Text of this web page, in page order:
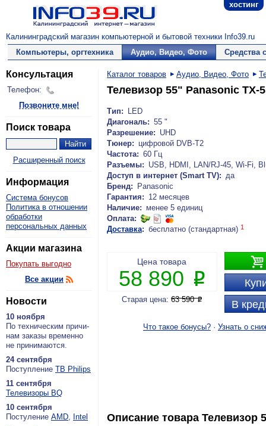
хостинг
Калининградский магазин компьютерной и бытовой техники Info39.ru
Компьютеры, оргтехника
Аудио, Видео, Фото Средства
Консультация
Телефон:
Позвоните мне!
Поиск товара
Расширенный поиск
Информация
Система бонусов
Политика в отношении
обработки
персональных данных
Акции магазина
Покупать выгодно
Все акции
Новости
10 ноября
По тех­ни­че­ским при­чи­
нам за­ка­зы вре­мен­но
не при­ни­ма­ют­ся.
24 сентября
По­ступ­ле­ние ТВ Philips
11 сентября
Теле­ви­зо­ры BQ
10 сентября
По­сту­ле­ние AMD, Intel
Каталог товаров Аудио, Видео, Фото
Телевизор 55" Panasonic TX-
Тип:
LED
Диагональ: 55 "
Разрешение: UHD
Тюнер: цифровой DVB-T2
Частота: 60 Гц
Разъемы: USB, HDMI, LAN/RJ-45, Wi-Fi,
Доступ в интернет (Smart TV): да
Бренд:
Panasonic
Гарантия: 12 месяцев
Наличие: менее 5 единиц
Оплата:
Доставка: бесплатно (стандартная) 1

В
Цена товара
58 890 P
Старая цена:63 590P
Что такое бонусы? · Узнать о
Описание товара Телевизор